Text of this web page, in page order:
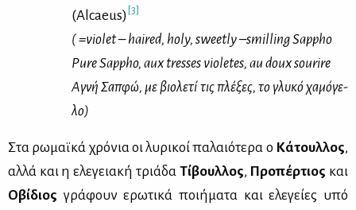
(Alcaeus) [3]
( =violet – haired, holy, sweetly –smilling Sappho
Pure Sappho, aux tresses violetes, au doux sourire
Αγνή Σαπ­φώ, με βιο­λε­τί τις πλέ­ξες, το γλυ­κό χα­μό­γε­
λο)
Στα ρω­μαϊ­κά χρό­νια οι λυ­ρι­κοί πα­λαιό­τε­ρα ο Κά­τουλ­λος,
αλ­λά και η ελε­γεια­κή τριά­δα Τί­βουλ­λος, Προ­πέρ­τιος και
Οβί­διος γρά­φουν ερω­τι­κά ποι­ή­μα­τα και ελε­γεί­ες υπό